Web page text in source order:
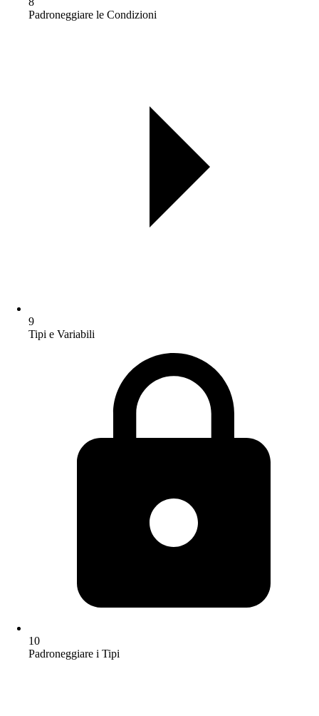
Padroneggiare le Condizioni
9
Tipi e Variabili
10
Padroneggiare i Tipi